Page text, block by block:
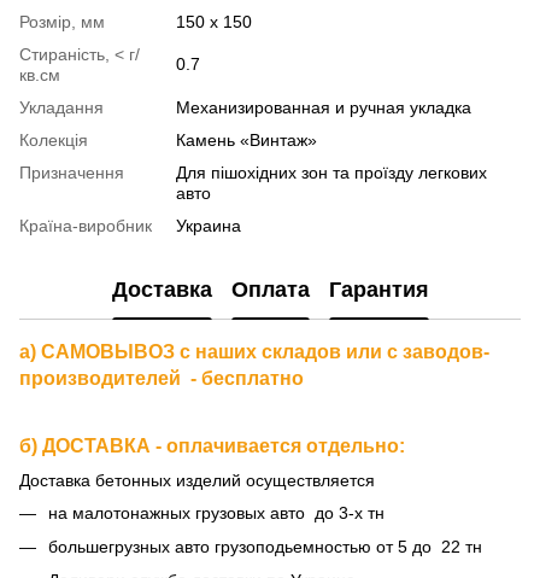
Розмір, мм
150 х 150
Стираність, < г/
кв.см
0.7
Укладання
Механизированная и ручная укладка
Колекція
Камень «Винтаж»
Призначення
Для пішохідних зон та проїзду легкових
авто
Країна-виробник
Украина
Доставка Оплата Гарантия
а) САМОВЫВОЗ с наших складов или с заводов-
производителей - бесплатно
б) ДОСТАВКА - оплачивается отдельно:
Доставка бетонных изделий осуществляется
на малотонажных грузовых авто до 3-х тн
большегрузных авто грузоподьемностью от 5 до 22 тн